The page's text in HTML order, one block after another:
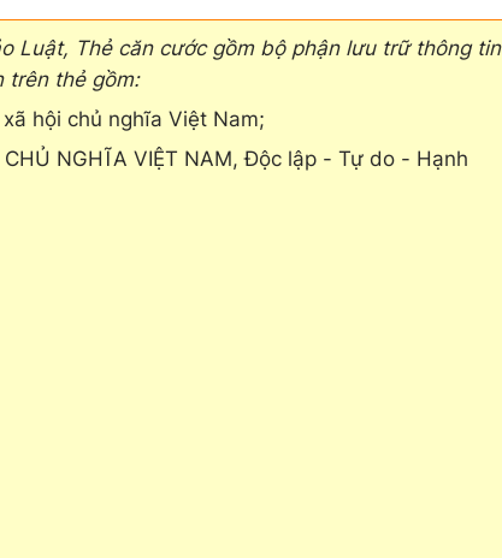
Luật, Thẻ căn cước gồm bộ phận lưu trữ thông tin
trên thẻ gồm:
hội chủ nghĩa Việt Nam;
NGHĨA VIỆT NAM, Độc lập - Tự do - Hạnh